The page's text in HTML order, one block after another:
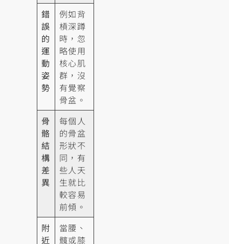
錯
誤
的
運
動
姿
勢
例如背
槓深蹲
時，忽
略使用
核心肌
群，沒
有覺察
骨盆。
骨
骼
結
構
差
異
每個人
的骨盆
形狀不
同，有
些人天
生就比
較容易
前傾。
附
近
當腰、
髖或膝